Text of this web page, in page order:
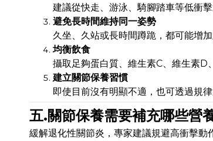
建議從快走、游泳、騎腳踏車等低衝
避免長時間維持同一姿勢
久坐、久站或長時間蹲跪，都可能增
均衡飲食
攝取足夠蛋白質、維生素C、維生素D
建立關節保養習慣
即使目前沒有明顯不適，也可透過規
五.關節保養需要補充哪些營
緩解退化性關節炎，專家建議規避高衝擊